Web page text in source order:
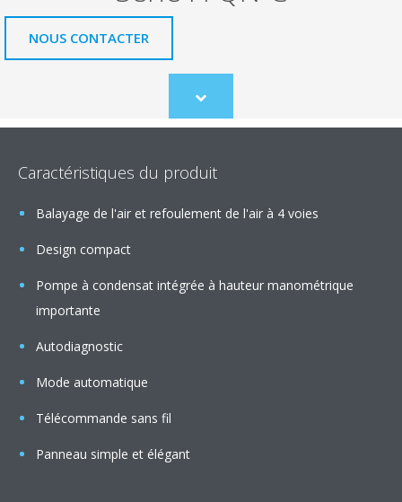
NOUS CONTACTER
Scroll
to
Caractéristiques du produit
Balayage de l'air et refoulement de l'air à 4 voies
Design compact
Pompe à condensat intégrée à hauteur manométrique
importante
Autodiagnostic
Mode automatique
Télécommande sans fil
Panneau simple et élégant